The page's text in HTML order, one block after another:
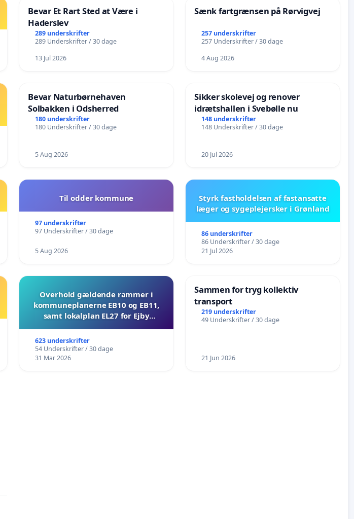
Bevar Et Rart Sted at Være i
Haderslev
289 underskrifter
289 Underskrifter / 30 dage
13 Jul 2026
Sænk fartgrænsen på Rørvigvej
257 underskrifter
257 Underskrifter / 30 dage
4 Aug 2026
Bevar Naturbørnehaven
Solbakken i Odsherred
180 underskrifter
180 Underskrifter / 30 dage
5 Aug 2026
Sikker skolevej og renover
idrætshallen i Svebølle nu
148 underskrifter
148 Underskrifter / 30 dage
20 Jul 2026
Til odder kommune
97 underskrifter
97 Underskrifter / 30 dage
5 Aug 2026
Styrk fastholdelsen af fastansatte
læger og sygeplejersker i Grønland
86 underskrifter
86 Underskrifter / 30 dage
21 Jul 2026
Overhold gældende rammer i
kommuneplanerne EB10 og EB11,
samt lokalplan EL27 for Ejby
623 underskrifter
54 Underskrifter / 30 dage
31 Mar 2026
Sammen for tryg kollektiv
transport
219 underskrifter
49 Underskrifter / 30 dage
21 Jun 2026